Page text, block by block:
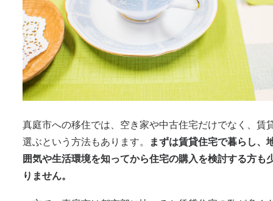
真庭市への移住では、空き家や中古住宅だけでなく、賃
選ぶという方法もあります。
まずは賃貸住宅で暮らし、
囲気や生活環境を知ってから住宅の購入を検討する方も
りません。